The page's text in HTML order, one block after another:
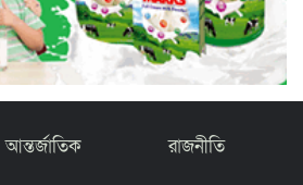
আন্তর্জাতিক রাজনীতি